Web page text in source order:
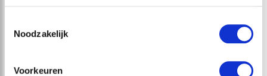
Noodzakelijk
Voorkeuren